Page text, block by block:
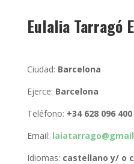
Eulalia Tarragó
Ciudad: Barcelona
Ejerce: Barcelona
Teléfono: +34 628 096
Email:
Idiomas: castellano y/ o